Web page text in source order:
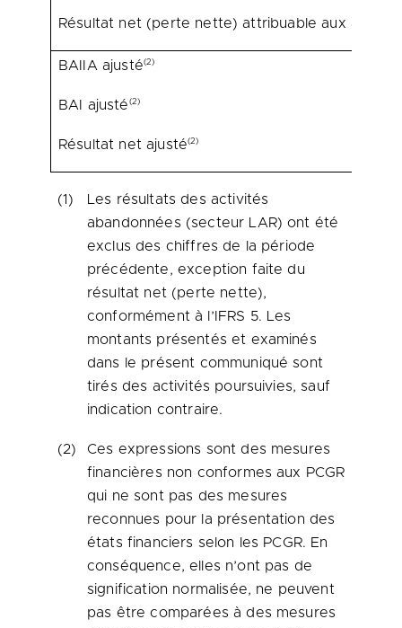
Résultat net (perte nette) attribuable aux
BAIIA ajusté(2)
BAI ajusté (2)
Résultat net ajusté(2)
(1)
Les résultats des activités
abandonnées (secteur LAR) ont été
exclus des chiffres de la période
précédente, exception faite du
résultat net (perte nette),
conformément à l’IFRS 5. Les
montants présentés et examinés
dans le présent communiqué sont
tirés des activités poursuivies, sauf
indication contraire.
(2)
Ces expressions sont des mesures
financières non conformes aux PCGR
qui ne sont pas des mesures
reconnues pour la présentation des
états financiers selon les PCGR. En
conséquence, elles n’ont pas de
signification normalisée, ne peuvent
pas être comparées à des mesures